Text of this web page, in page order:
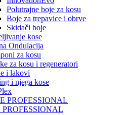
Polutrajne boje za kosu
Boje za trepavice i obrve
Skidači boje
kose
Ondulacija
za kosu
za kosu i regeneratori
i lakovi
i njega kose
PROFESSIONAL